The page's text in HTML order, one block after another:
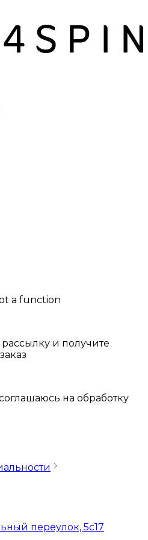
a function
и получите
на обработку
переулок, 5с17